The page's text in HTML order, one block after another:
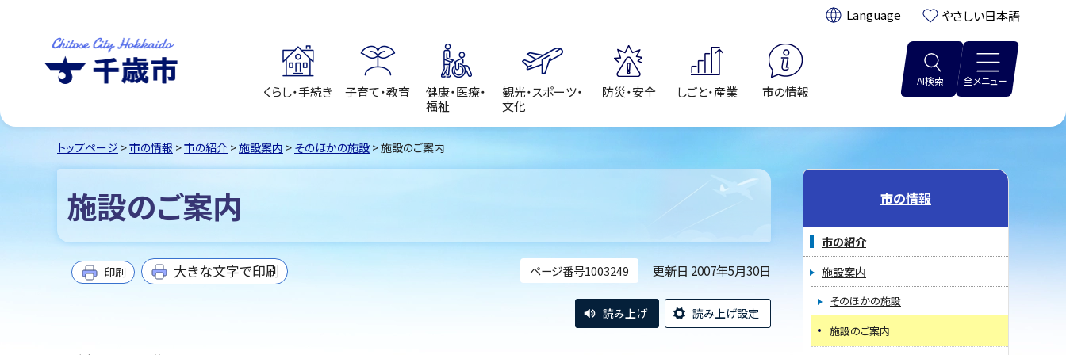
翻訳: やさしい日本語
くらし・手続き 子育て・教育
健康・医療・
福祉
観光・スポーツ・
文化
防災・安全 しごと・産業 市の情報
AI検索 全メニュー
トップページ >市の情報 >市の紹介 >施設案内 > そのほかの施設 > 施設のご案内
施設のご案内
ページ番号1003249 更新日 2007年5月30日
印刷 大きな文字で印刷
読み上げ 読み上げ設定
市の情報
市の紹介
施設案内
そのほかの施設
施設のご案内